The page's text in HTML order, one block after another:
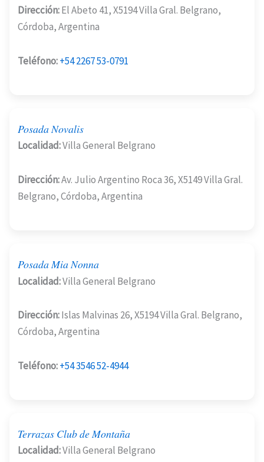
Dirección:El Abeto 41, X5194 Villa Gral. Belgrano,
Córdoba, Argentina
Teléfono:+54 2267 53-0791
Posada Novalis
Localidad:Villa General Belgrano
Dirección:Av. Julio Argentino Roca 36, X5149 Villa Gral.
Belgrano, Córdoba, Argentina
Posada Mia Nonna
Localidad:Villa General Belgrano
Dirección:Islas Malvinas 26, X5194 Villa Gral. Belgrano,
Córdoba, Argentina
Teléfono:+54 3546 52-4944
Terrazas Club de Montaña
Localidad:Villa General Belgrano